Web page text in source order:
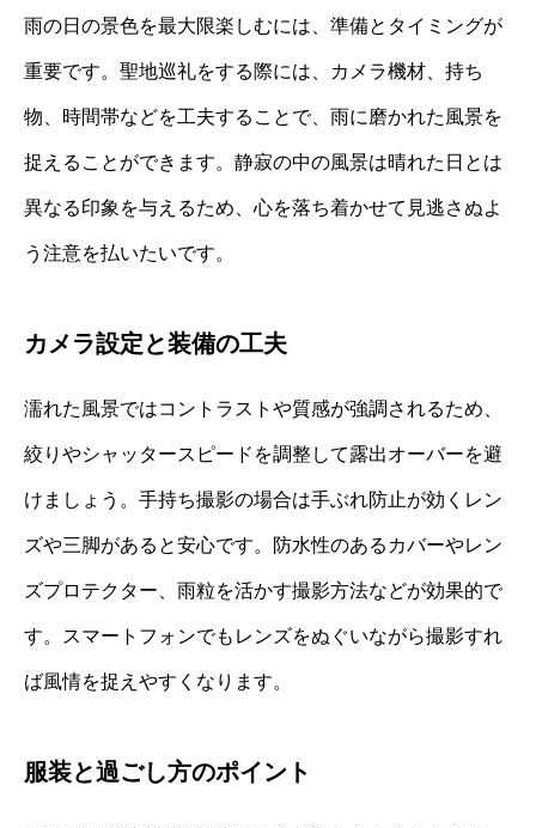
雨の日の景色を最大限楽しむには、準備とタイミングが
重要です。聖地巡礼をする際には、カメラ機材、持ち
物、時間帯などを工夫することで、雨に磨かれた風景を
捉えることができます。静寂の中の風景は晴れた日とは
異なる印象を与えるため、心を落ち着かせて見逃さぬよ
う注意を払いたいです。
カメラ設定と装備の工夫
濡れた風景ではコントラストや質感が強調されるため、
絞りやシャッタースピードを調整して露出オーバーを避
けましょう。手持ち撮影の場合は手ぶれ防止が効くレン
ズや三脚があると安心です。防水性のあるカバーやレン
ズプロテクター、雨粒を活かす撮影方法などが効果的で
す。スマートフォンでもレンズをぬぐいながら撮影すれ
ば風情を捉えやすくなります。
服装と過ごし方のポイント